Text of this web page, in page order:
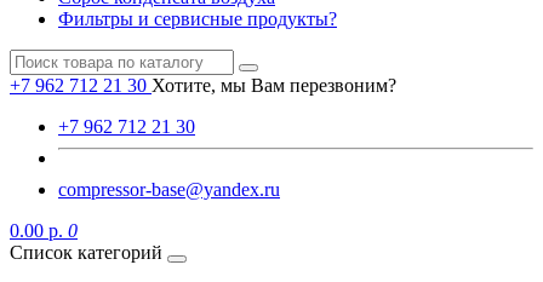
Фильтры и сервисные продукты?
+7 962 712 21 30 Хотите, мы Вам перезвоним?
+7 962 712 21 30
compressor-base@yandex.ru
0.00 р. 0
Список категорий